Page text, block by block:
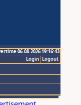
06.08.2026 19:16:43
Logout
Login